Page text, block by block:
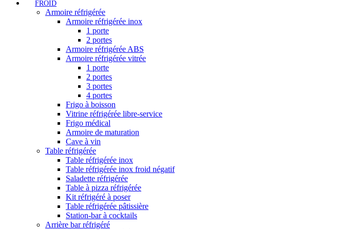
FROID
Armoire réfrigérée
Armoire réfrigérée inox
1 porte
2 portes
Armoire réfrigérée ABS
Armoire réfrigérée vitrée
1 porte
2 portes
3 portes
4 portes
Frigo à boisson
Vitrine réfrigérée libre-service
Frigo médical
Armoire de maturation
Cave à vin
Table réfrigérée
Table réfrigérée inox
Table réfrigérée inox froid négatif
Saladette réfrigérée
Table à pizza réfrigérée
Kit réfrigéré à poser
Table réfrigérée pâtissière
Station-bar à cocktails
Arrière bar réfrigéré